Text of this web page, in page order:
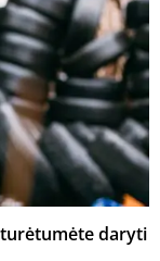
turėtumėte daryti